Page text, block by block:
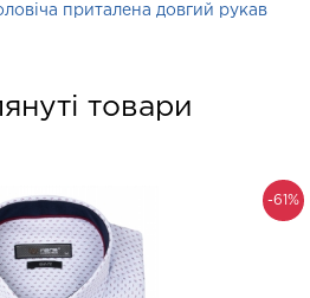
приталена довгий рукав
товари
-61%